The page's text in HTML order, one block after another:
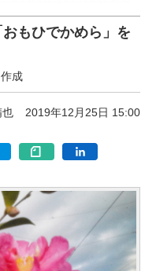
もひでかめら」を
成
也 2019年12月25日 15:00